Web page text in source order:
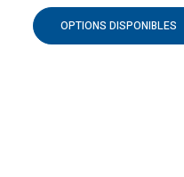
OPTIONS DISPONIBLES